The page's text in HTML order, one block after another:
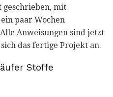
geschrieben, mit
paar Wochen
Anweisungen sind jetzt
das fertige Projekt an.
Stoffe